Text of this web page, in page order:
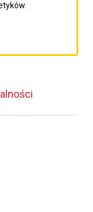
do następnego